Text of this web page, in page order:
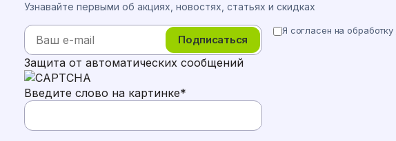
Узнавайте первыми об акциях, новостях, статьях и скидках
Подписаться
Я согласен на обработку
Защита от автоматических сообщений
Введите слово на картинке*